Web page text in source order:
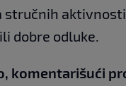
stručnih
dobre odluke.
komentarišući